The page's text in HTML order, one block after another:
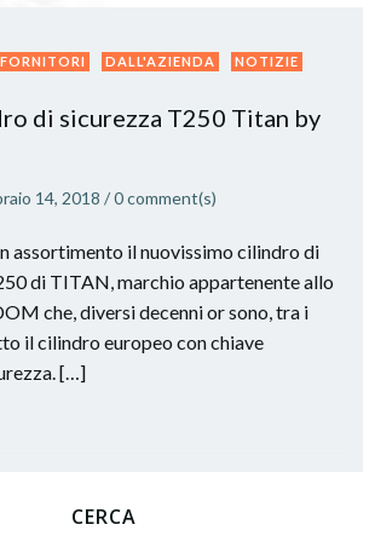
DALL'AZIENDA NOTIZIE
di sicurezza T250 Titan by
14, 2018 /0comment(s)
assortimento il nuovissimo cilindro di
di TITAN, marchio appartenente allo
che, diversi decenni or sono, tra i
il cilindro europeo con chiave
[…]
CERCA